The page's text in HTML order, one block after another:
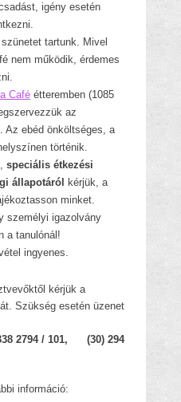
igény esetén
tartunk. Mivel
nem működik, érdemes
Café étteremben (1085
az
Az ebéd önköltséges, a
történik.
speciális étkezési
állapotáról
kérjük, a
minket.
személyi igazolvány
a tanulónál!
ingyenes.
kérjük a
Szükség esetén üzenet
2794 / 101, (30) 294
információ: